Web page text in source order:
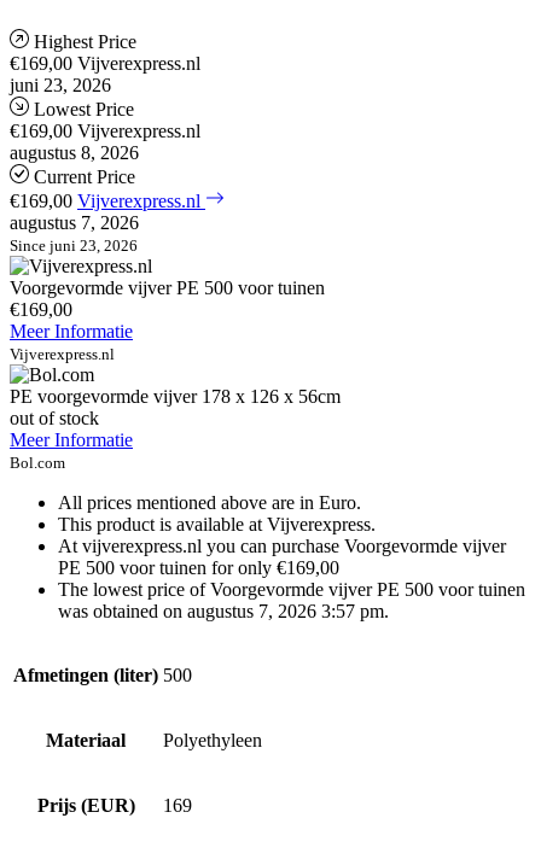
Highest Price
€169,00 Vijverexpress.nl
juni 23, 2026
Lowest Price
€169,00 Vijverexpress.nl
augustus 8, 2026
Current Price
€169,00 Vijverexpress.nl
augustus 7, 2026
Since juni 23, 2026
Voorgevormde vijver PE 500 voor tuinen
€169,00
Meer Informatie
Vijverexpress.nl
PE voorgevormde vijver 178 x 126 x 56cm
out of stock
Meer Informatie
Bol.com
All prices mentioned above are in Euro.
This product is available at Vijverexpress.
At vijverexpress.nl you can purchase Voorgevormde vijver
PE 500 voor tuinen for only €169,00
The lowest price of Voorgevormde vijver PE 500 voor tuinen
was obtained on augustus 7, 2026 3:57 pm.
Afmetingen (liter) 500
Materiaal Polyethyleen
Prijs (EUR) 169